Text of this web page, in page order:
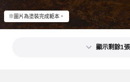
※圖片為塗裝完成範本。
顯示剩餘1